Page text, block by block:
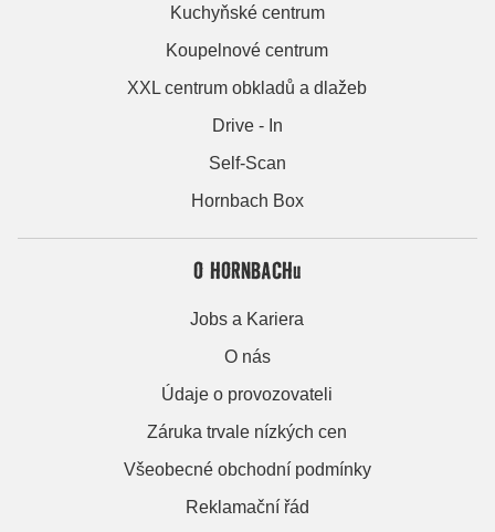
Kuchyňské centrum
Koupelnové centrum
XXL centrum obkladů a dlažeb
Drive - In
Self-Scan
Hornbach Box
O HORNBACHu
Jobs a Kariera
O nás
Údaje o provozovateli
Záruka trvale nízkých cen
Všeobecné obchodní podmínky
Reklamační řád